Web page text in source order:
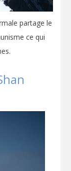
partage le
ce qui